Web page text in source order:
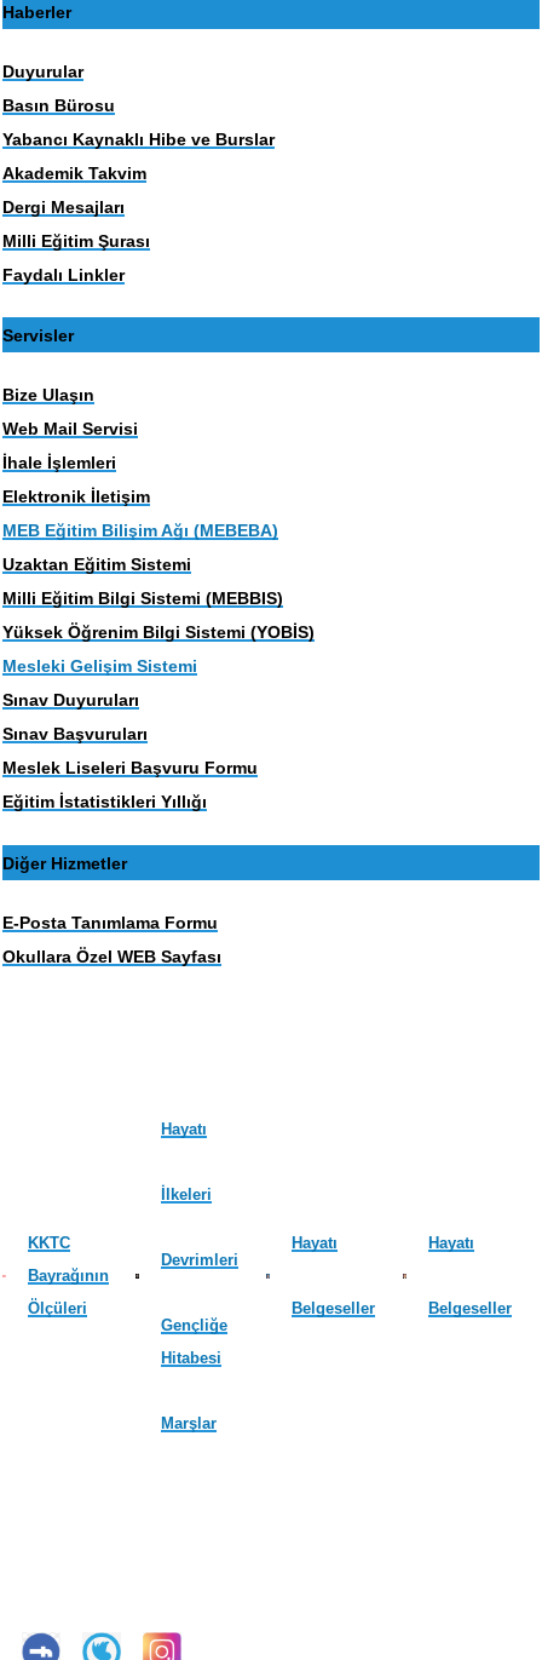
Haberler
Duyurular
Basın Bürosu
Yabancı Kaynaklı Hibe ve Burslar
Akademik Takvim
Dergi Mesajları
Milli Eğitim Şurası
Faydalı Linkler
Servisler
Bize Ulaşın
Web Mail Servisi
İhale İşlemleri
Elektronik İletişim
MEB Eğitim Bilişim Ağı (MEBEBA)
Uzaktan Eğitim Sistemi
Milli Eğitim Bilgi Sistemi (MEBBIS)
Yüksek Öğrenim Bilgi Sistemi (YOBİS)
Mesleki Gelişim Sistemi
Sınav Duyuruları
Sınav Başvuruları
Meslek Liseleri Başvuru Formu
Eğitim İstatistikleri Yıllığı
Diğer Hizmetler
E-Posta Tanımlama Formu
Okullara Özel WEB Sayfası
KKTC
Bayrağının
Ölçüleri
Hayatı
İlkeleri
Devrimleri
Gençliğe
Hitabesi
Marşlar
Hayatı
Belgeseller
Hayatı
Belgeseller